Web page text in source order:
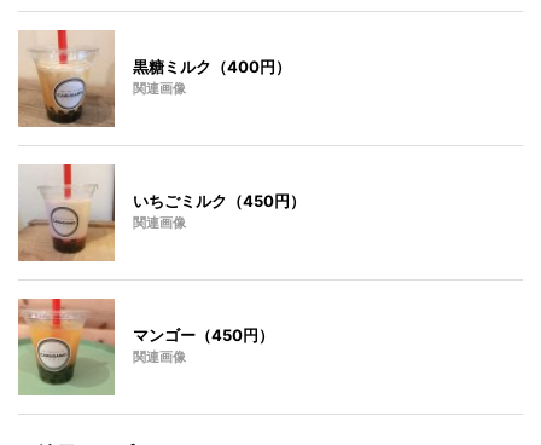
黒糖ミルク（400円）
関連画像
いちごミルク（450円）
関連画像
マンゴー（450円）
関連画像